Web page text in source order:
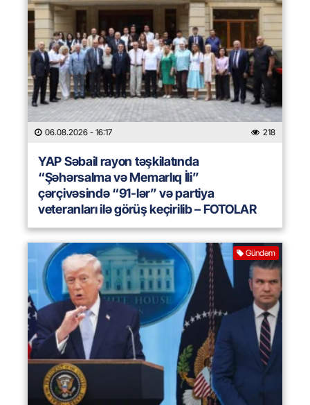
06.08.2026 - 16:17 218
YAP Səbail rayon təşkilatında
“Şəhərsalma və Memarlıq İli”
çərçivəsində “91-lər” və partiya
veteranları ilə görüş keçirilib – FOTOLAR
Gündəm